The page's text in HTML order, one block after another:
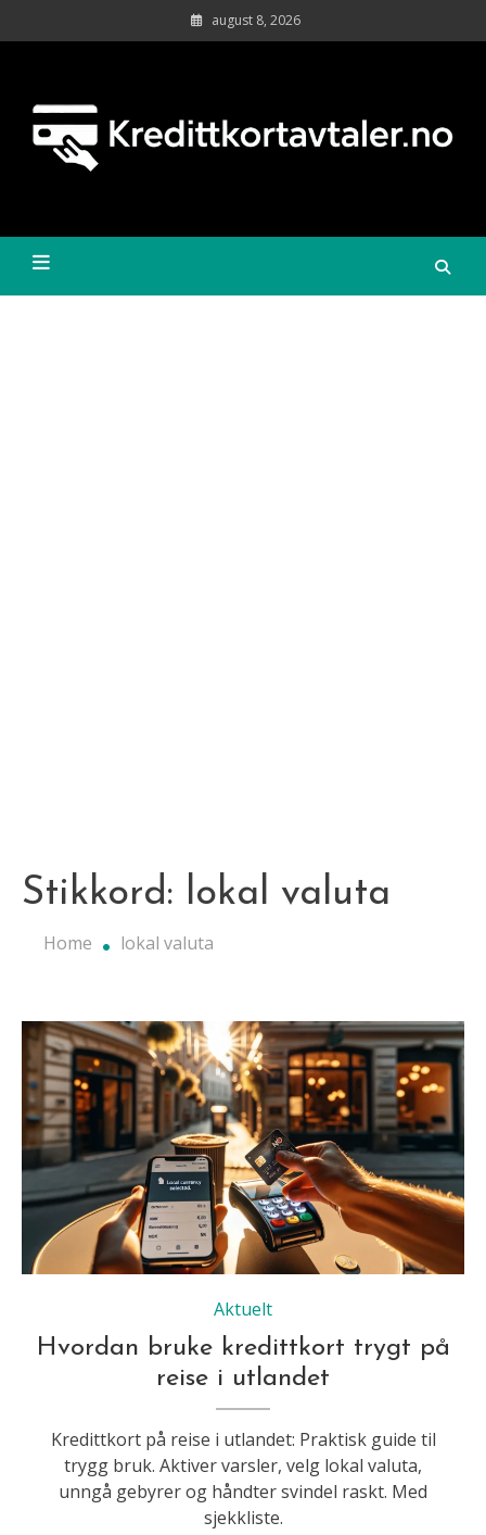
to
august 8, 2026
Stikkord: lokal valuta
Home lokal valuta
Aktuelt
Hvordan bruke kredittkort trygt på
reise i utlandet
Kredittkort på reise i utlandet: Praktisk guide til
trygg bruk. Aktiver varsler, velg lokal valuta,
unngå gebyrer og håndter svindel raskt. Med
sjekkliste.